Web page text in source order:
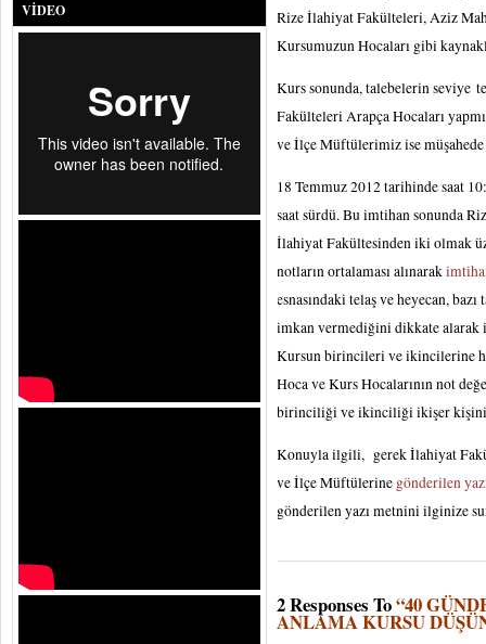
VIDEO
Rize İlahiyat Fakülteleri, Aziz
Kursumuzun Hocaları gibi
Kurs sonunda, talebelerin seviye
Fakülteleri Arapça Hocaları
ve İlçe Müftülerimiz ise
18 Temmuz 2012 tarihinde saat
saat sürdü. Bu imtihan sonunda
İlahiyat Fakültesinden iki olmak
notların ortalaması alınarak
esnasındaki telaş ve heyecan,
imkan vermediğini dikkate
Kursun birincileri ve ikincilerine
Hoca ve Kurs Hocalarının not
birinciliği ve ikinciliği ikişer
Konuyla ilgili, gerek İlahiyat
ve İlçe Müftülerine gönderilen
gönderilen yazı metnini ilginize
2 Responses To“40
ANLAMA KURSU